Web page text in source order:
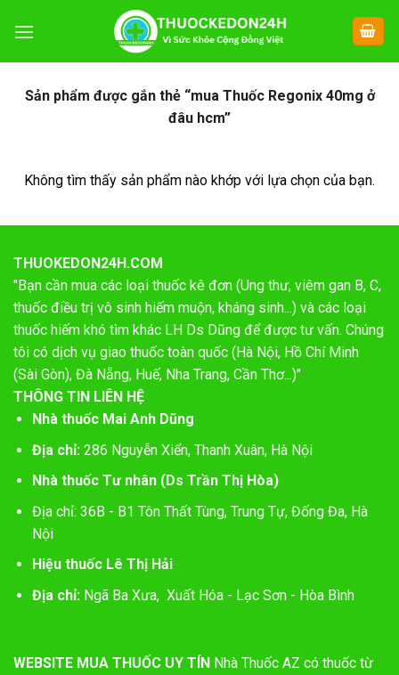
đến
Sản phẩm được gắn thẻ “mua Thuốc Regonix 40mg ở
đâu hcm”
Không tìm thấy sản phẩm nào khớp với lựa chọn của bạn.
THUOKEDON24H.COM
"Bạn cần mua các loại thuốc kê đơn (Ung thư, viêm gan B, C,
thuốc điều trị vô sinh hiếm muộn, kháng sinh...) và các loại
thuốc hiếm khó tìm khác LH Ds Dũng để được tư vấn. Chúng
tôi có dịch vụ giao thuốc toàn quốc (Hà Nội, Hồ Chí Minh
(Sài Gòn), Đà Nẵng, Huế, Nha Trang, Cần Thơ...)"
THÔNG TIN LIÊN HỆ
Nhà thuốc Mai Anh Dũng
Địa chỉ:286 Nguyễn Xiển, Thanh Xuân, Hà Nội
Nhà thuốc Tư nhân (Ds Trần Thị Hòa)
Địa chỉ: 36B - B1 Tôn Thất Tùng, Trung Tự, Đống Đa, Hà
Nội
Hiệu thuốc Lê Thị Hải
Địa chỉ: Ngã Ba Xưa, Xuất Hóa - Lạc Sơn - Hòa Bình
WEBSITE MUA THUỐC UY TÍN Nhà Thuốc AZ có thuốc từ